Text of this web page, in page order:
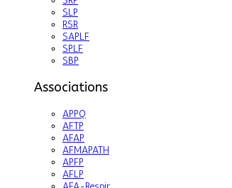
SLP
RSR
SAPLF
SPLF
SBP
Associations
APPQ
AFTP
AFAP
AFMAPATH
APFP
AFLP